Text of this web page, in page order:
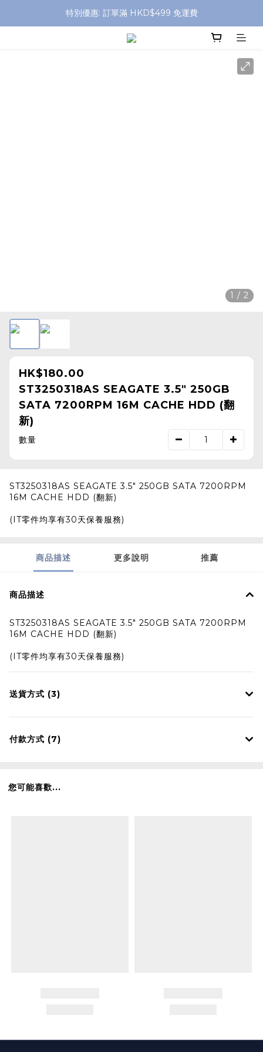
特別優惠: 訂單滿 HKD$499 免運費
特別優惠: 訂單滿 HKD$499 免運費
門店自取 任何消費免運費
1 / 2
HK$180.00
ST3250318AS SEAGATE 3.5" 250GB
SATA 7200RPM 16M CACHE HDD (翻
新)
數量
ST3250318AS SEAGATE 3.5" 250GB SATA 7200RPM
16M CACHE HDD (翻新)
(IT零件均享有30天保養服務)
商品描述 更多說明 推薦
商品描述
ST3250318AS SEAGATE 3.5" 250GB SATA 7200RPM
16M CACHE HDD (翻新)
(IT零件均享有30天保養服務)
送貨方式 (3)
付款方式 (7)
您可能喜歡...